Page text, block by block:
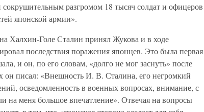
разгромом 18 тысяч солдат и офицеров
японской армии».
Халхин-Голе Сталин принял Жукова и в ходе
последствия поражения японцев. Это была первая
и он, по его словам, «долго не мог заснуть» после
он писал: «Внешность И. В. Сталина, его негромкий
осведомленность в военных вопросах, внимание, с
на меня большое впечатление». Отвечая на вопросы